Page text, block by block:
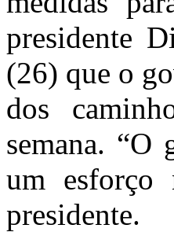
presidente
(26) que o
dos
semana. “O
um esforço